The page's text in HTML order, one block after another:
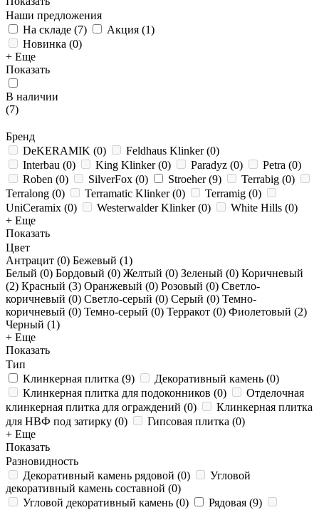
Наши предложения
На складе (7) Акция (1)
Новинка (0)
+ Еще
Показать
В наличии
(7)
Бренд
DeKERAMIK (0) Feldhaus Klinker(0)
Interbau (0) King Klinker(0) Paradyz (0) Petra (0)
Roben (0) SilverFox (0) Stroeher(9) Terrabig (0)
Terralong (0) Terramatic Klinker(0) Terramig (0)
UniCeramix (0) Westerwalder Klinker(0) White Hills (0)
+ Еще
Показать
Цвет
Антрацит (0) Бежевый (1)
Белый (0) Бордовый (0) Желтый (0) Зеленый (0) Коричневый
(2) Красный (3) Оранжевый (0) Розовый (0) Светло-
коричневый (0) Светло-серый (0) Серый (0) Темно-
коричневый (0) Темно-серый (0) Терракот (0) Фиолетовый (2)
Черный (1)
+ Еще
Показать
Тип
Клинкерная плитка (9) Декоративный камень (0)
Клинкерная плитка для подоконников (0)
Отделочная
клинкерная плитка для ограждений (0)
Клинкерная плитка
для НВФ под затирку (0) Гипсовая плитка (0)
+ Еще
Показать
Разновидность
Декоративный камень рядовой (0)
Угловой
декоративный камень составной (0)
Угловой декоративный камень (0) Рядовая (9)